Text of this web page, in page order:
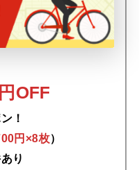
OFF
！
円×8枚）
り